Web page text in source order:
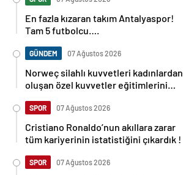
En fazla kızaran takım Antalyaspor!
Tam 5 futbolcu….
GÜNDEM 07 Ağustos 2026
Norweç silahlı kuvvetleri kadınlardan
oluşan özel kuvvetler eğitimlerini
SPOR 07 Ağustos 2026
Cristiano Ronaldo’nun akıllara zarar
tüm kariyerinin istatistiğini çıkardık !
SPOR 07 Ağustos 2026